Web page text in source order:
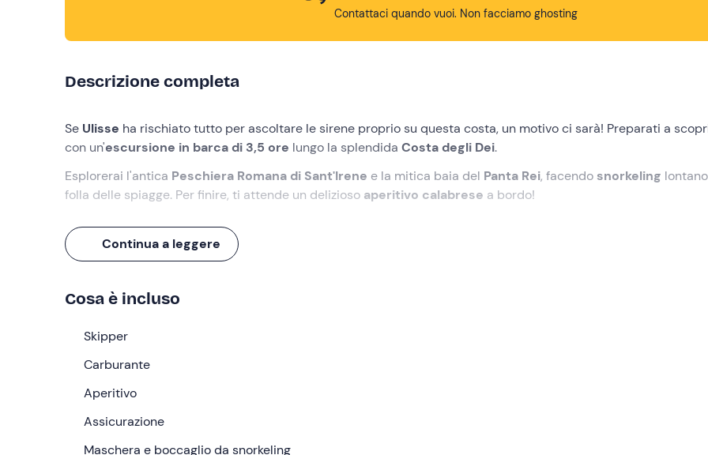
Contattaci quando vuoi. Non facciamo ghosting
Descrizione completa
Se Ulisse ha rischiato tutto per ascoltare le sirene proprio su questa costa, un motivo ci sarà! Preparati a
con un'escursione in barcadi 3,5 ore lungo la splendida Costa degli Dei.
Esplorerai l'antica Peschiera Romana di Sant'Irene e la mitica baia del Panta Rei, facendo snorkeling
folla delle spiagge. Per finire, ti attende un delizioso aperitivo calabrese a bordo!
Cosa faremo
L'appuntamento è15 minuti prima
La nostra prima tappa sarà l'
tufferemo insieme allo skipper, che ci guiderà in acqua spiegandoci la storia e il funzionamento di questo antico
vivaio per l'allevamento dei tonni.
Successivamente ci sposteremo al
Continua a leggere
Cosa è incluso
Skipper
Carburante
Aperitivo
Assicurazione
Maschera e boccaglio da snorkeling